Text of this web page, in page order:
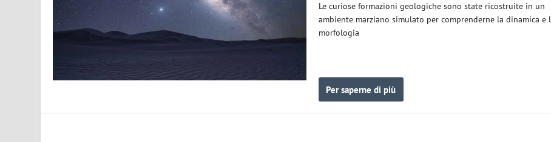
Le curiose formazioni geologiche sono state ricostruite in un
ambiente marziano simulato per comprenderne la dinamica e
morfologia
Per saperne di più